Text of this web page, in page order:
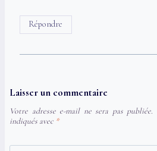
Répondre
Laisser un commentaire
Votre adresse e-mail ne sera pas publiée.
indiqués avec *